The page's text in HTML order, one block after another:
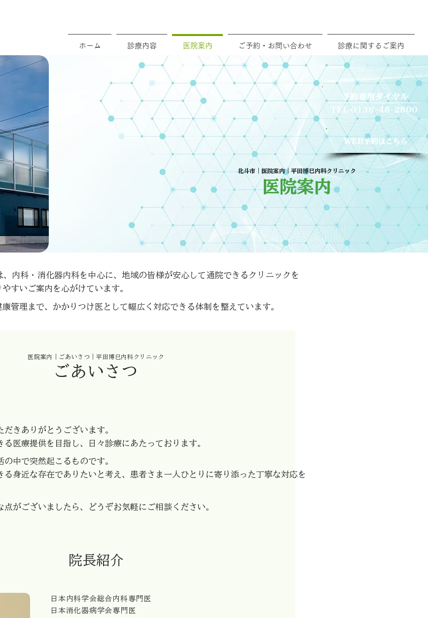
予約専用ダイヤル
TEL 0138-48-2800
WEB予約はこちら
ホーム 診療内容 医院案内 ご予約・お問い合わせ 診療に関するご案内
北斗市｜医院案内｜平田博巳内科クリニック
医院案内
内科・消化器内科を中心に、地域の皆様が安心して通院できるクリニックを
すいご案内を心がけています。
管理まで、かかりつけ医として幅広く対応できる体制を整えています。
院長紹介
日本内科学会総合内科専門医
日本消化器病学会専門医
医院案内｜ごあいさつ｜平田博巳内科クリニック
ごあいさつ
きありがとうございます。
医療提供を目指し、日々診療にあたっております。
中で突然起こるものです。
る身近な存在でありたいと考え、患者さま一人ひとりに寄り添った丁寧な対応を
がございましたら、どうぞお気軽にご相談ください。